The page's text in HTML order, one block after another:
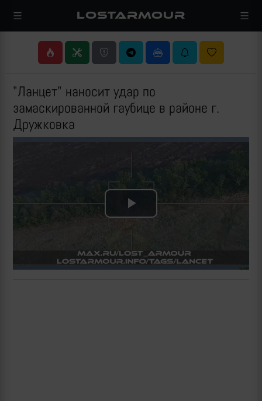
LOSTARMOUR
"Ланцет" наносит удар по
замаскированной гаубице в районе г.
Дружковка
Play